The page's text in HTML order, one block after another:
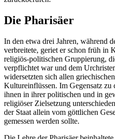
Die Pharisäer
In den etwa drei Jahren, während
verbreitete, geriet er schon früh in
religiös-politischen Gruppierung,
verpflichtet war und dem
widersetzten sich allen
Kultureinflüssen. Im Gegensatz zu
ihnen in ihrer politischen und in
religiöser Zielsetzung
der Staat allein vom göttlichen
gemessen werden sollte.